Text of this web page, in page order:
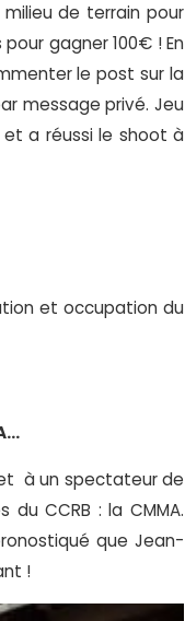
de terrain pour
gagner 100€ ! En
le post sur la
message privé. Jeu
a réussi le shoot à
et occupation du
à un spectateur de
CCRB : la CMMA.
que Jean-
!